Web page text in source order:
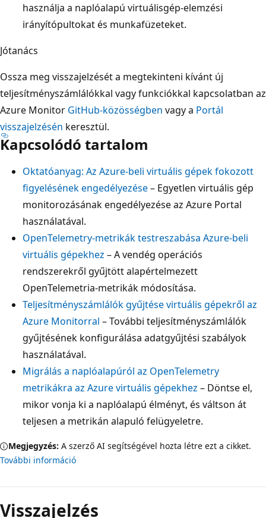
használja a naplóalapú virtuálisgép-elemzési
irányítópultokat és munkafüzeteket.
Jótanács
Ossza meg visszajelzését a megtekinteni kívánt új
teljesítményszámlálókkal vagy funkciókkal kapcsolatban az
Azure Monitor GitHub-közösségben vagy a Portál
visszajelzésén keresztül.
Kapcsolódó tartalom
Oktatóanyag: Az Azure-beli virtuális gépek fokozott
figyelésének engedélyezése– Egyetlen virtuális gép
monitorozásának engedélyezése az Azure Portal
használatával.
OpenTelemetry-metrikák testreszabása Azure-beli
virtuális gépekhez – A vendég operációs
rendszerekről gyűjtött alapértelmezett
OpenTelemetria-metrikák módosítása.
Teljesítményszámlálók gyűjtése virtuális gépekről az
Azure Monitorral – További teljesítményszámlálók
gyűjtésének konfigurálása adatgyűjtési szabályok
használatával.
Migrálás a naplóalapúról az OpenTelemetry
metrikákra az Azure virtuális gépekhez – Döntse el,
mikor vonja ki a naplóalapú élményt, és váltson át
teljesen a metrikán alapuló felügyeletre.
Megjegyzés: A szerző AI segítségével hozta létre ezt a cikket.
További információ
Visszajelzés